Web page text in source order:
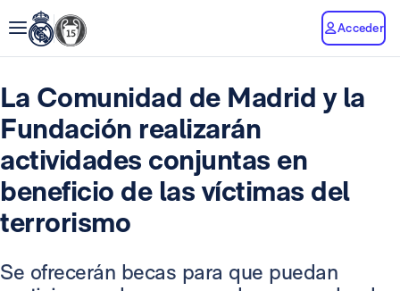
Acceder
La Comunidad de Madrid y la
Fundación realizarán
actividades conjuntas en
beneficio de las víctimas del
terrorismo
Se ofrecerán becas para que puedan